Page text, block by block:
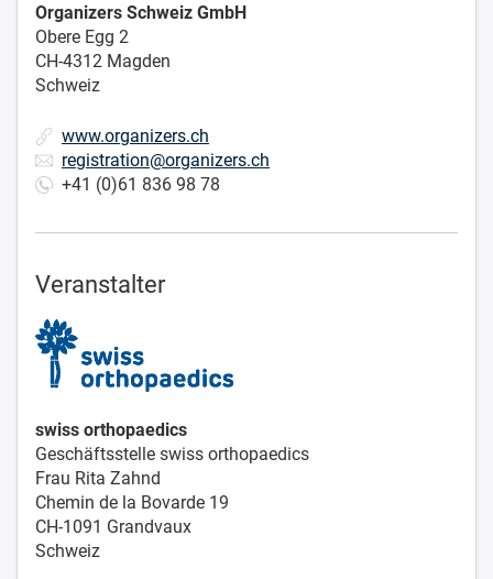
Organizers Schweiz GmbH
Obere Egg 2
CH-4312 Magden
Schweiz
www.organizers.ch
registration@organizers.ch
+41 (0)61 836 98 78
Veranstalter
swiss orthopaedics
Geschäftsstelle swiss orthopaedics
Frau Rita Zahnd
Chemin de la Bovarde 19
CH-1091 Grandvaux
Schweiz